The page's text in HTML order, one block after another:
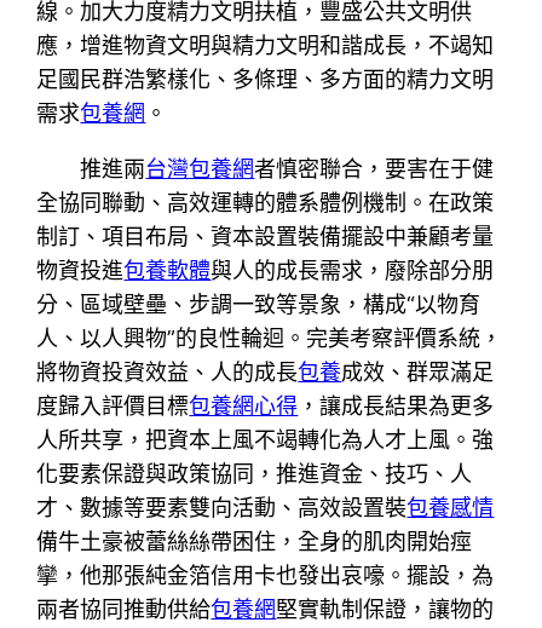
線。加大力度精力文明扶植，豐盛公共文明供
應，增進物資文明與精力文明和諧成長，不竭知
足國民群浩繁樣化、多條理、多方面的精力文明
需求包養網 。
推進兩台灣包養網者慎密聯合，要害在于健
全協同聯動、高效運轉的體系體例機制。在政策
制訂、項目布局、資本設置裝備擺設中兼顧考量
物資投進包養軟體與人的成長需求，廢除部分朋
分、區域壁壘、步調一致等景象，構成“以物育
人、以人興物”的良性輪迴。完美考察評價系統，
將物資投資效益、人的成長包養成效、群眾滿足
度歸入評價目標包養網心得 ，讓成長結果為更多
人所共享，把資本上風不竭轉化為人才上風。強
化要素保證與政策協同，推進資金、技巧、人
才、數據等要素雙向活動、高效設置裝包養感情
備牛土豪被蕾絲絲帶困住，全身的肌肉開始痙
攣，他那張純金箔信用卡也發出哀嚎。擺設，為
兩者協同推動供給包養網堅實軌制保證，讓物的